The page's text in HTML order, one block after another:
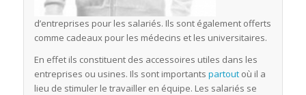
d’entreprises pour les salariés. Ils sont également offerts
comme cadeaux pour les médecins et les universitaires.
En effet ils constituent des accessoires utiles dans les
entreprises ou usines. Ils sont importants partoutoù il a
lieu de stimuler le travailler en équipe. Les salariés se